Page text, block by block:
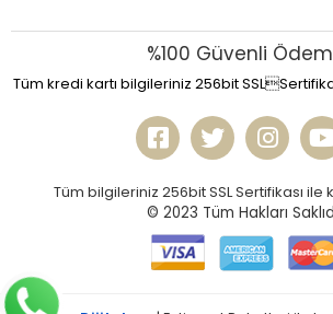
%100 Güvenli
Tüm kredi kartı bilgileriniz 256bit
Tüm bilgileriniz 256bit SSL Sertifikası ile
© 2023 Tüm Hakları